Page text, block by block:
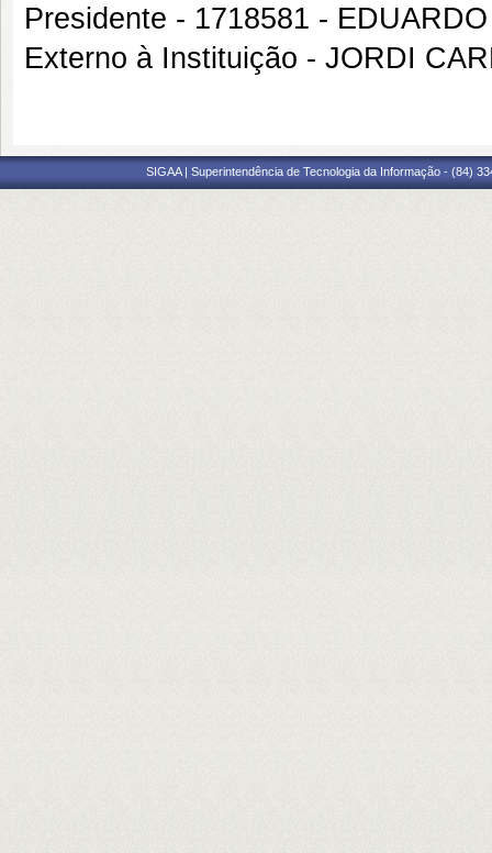
Presidente - 1718581 -
Externo à Instituição - JORDI
SIGAA | Superintendência de Tecnologia da Informação - (84)